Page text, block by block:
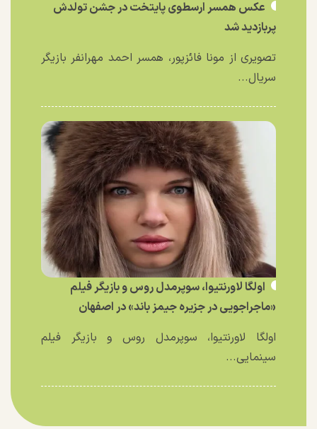
عکس همسر ارسطوی پایتخت در جشن تولدش
پربازدید شد
تصویری از مونا فائزپور، همسر احمد مهرانفر بازیگر
سریال...
اولگا لاورنتیوا، سوپرمدل روس و بازیگر فیلم
«ماجراجویی در جزیره جیمز باند» در اصفهان
اولگا لاورنتیوا، سوپرمدل روس و بازیگر فیلم
سینمایی...